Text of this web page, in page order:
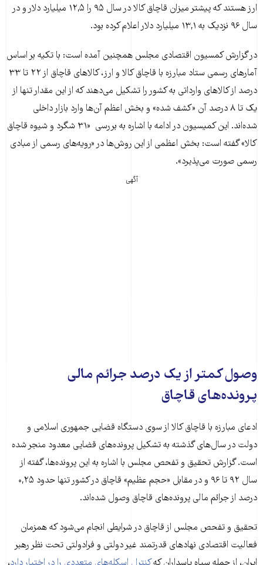
ارز هستند که پیشتر میزان قاچاق کالا در سال ۹۵ را ۱۲,۵ میلیارد دلار و در
سال ۹۶ نزدیک به ۱۳,۱ میلیارد دلار اعلام کرده بود.
در گزارش کمسیون اقتصادی مجلس همچنین آمده است: با تکیه بر اساس
آمارهای رسمی ستاد مبارزه با قاچاق کالا و ارز، کالاهای قاچاق از ۲۲ تا ۳۳
درصد از کالاهای وارداتی به کشور را‌‌‌‌‌‌‌‌‌‌ تشکیل می‌دهند که از این مقدار تنها از
یک تا ۸ درصد آن «کشف شده» و بخش اعظم آن‌ها وارد بازار داخلی
شده‌اند. این کمیسیون در ادامه با اشاره به بررسی «۳۱ شگرد و شیوه قاچاق
کالا» گفته است: بخش اعظمی از این روش‌ها در «رویه‌های رسمی از مبادی
رسمی صورت می‌پذیرد».
آگهی
وصول کمتر از یک درصد جرائم مالی
پرونده‌های قاچاق
ادعای مبارزه با قاچاق کالا از سوی دستگاه قضایی جمهوری اسلامی و
دولت در سال‌های گذشته به تشکیل پرونده‌های قضایی معدود منجر شده
است. گزارش تحقیق و تفحص مجلس با اشاره به این پرونده‌ها، گفته از
سال ۹۲ تا ۹۶ و در مقابل «حجم عظیم» قاچاق در کشور تنها حدود ۰,۲۵
درصد از جرائم مالی پرونده‌های قاچاق وصول شده‌اند.
تحقیق و تفحص مجلس از قاچاق در شرایطی انجام می‌شود که همزمان
فعالیت اقتصادی نهادهای قدرتمند غیر دولتی و فرادولتی تحت نظر رهبر